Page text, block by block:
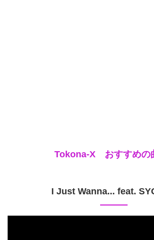
Tokona-X おすすめの
I Just Wanna... feat.